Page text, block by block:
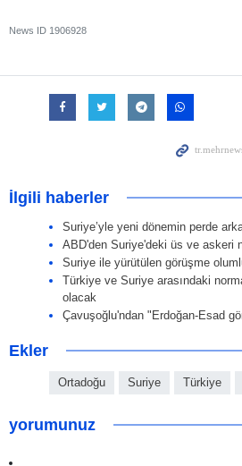
News ID 1906928
İlgili haberler
Suriye’yle yeni dönemin perde
ABD'den Suriye'deki üs ve askeri
Suriye ile yürütülen görüşme
Türkiye ve Suriye arasındaki
olacak
Çavuşoğlu'ndan "Erdoğan-Esad
Ekler
Ortadoğu Suriye Türkiye
yorumunuz